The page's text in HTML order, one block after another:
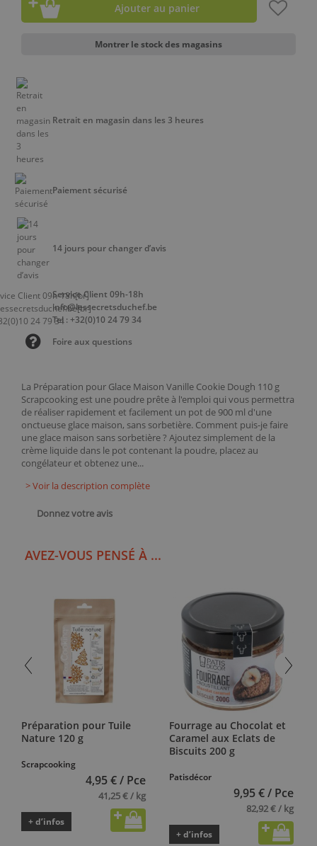
La Préparation pour Glace Maison Vanille Cookie Dough 110 g
Scrapcooking est une poudre prête à l'emploi qui vous permettra
de réaliser rapidement et facilement un pot de 900 ml d'une
onctueuse glace maison, sans sorbetière. Comment puis-je faire
une glace maison sans sorbetière ? Ajoutez simplement de la
crème liquide dans le pot contenant la poudre, placez au
congélateur et obtenez une...
> Voir la description complète
Donnez votre avis
Ajouter au panier
Montrer le stock des magasins
Retrait en magasin dans les 3 heures
Paiement sécurisé
14 jours pour changer d’avis
Service Client 09h-18h
info@lessecretsduchef.be
Tel : +32(0)10 24 79 34
Foire aux questions
AVEZ-VOUS PENSÉ À ...
Préparation pour Tuile
Nature 120 g
Scrapcooking
4,95 € / Pce
41,25 € / kg
+ d’infos
Fourrage au Chocolat et
Caramel aux Eclats de
Biscuits 200 g
Patisdécor
9,95 € / Pce
82,92 € / kg
+ d’infos